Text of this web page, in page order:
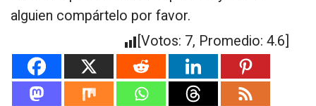
alguien compártelo por favor.
[Votos: 7, Promedio: 4.6